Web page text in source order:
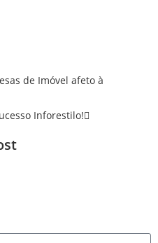
de Imóvel afeto à
Inforestilo!